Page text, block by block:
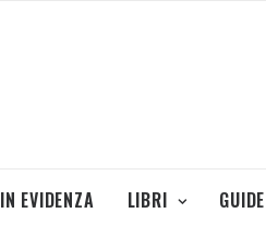
IN EVIDENZA LIBRI